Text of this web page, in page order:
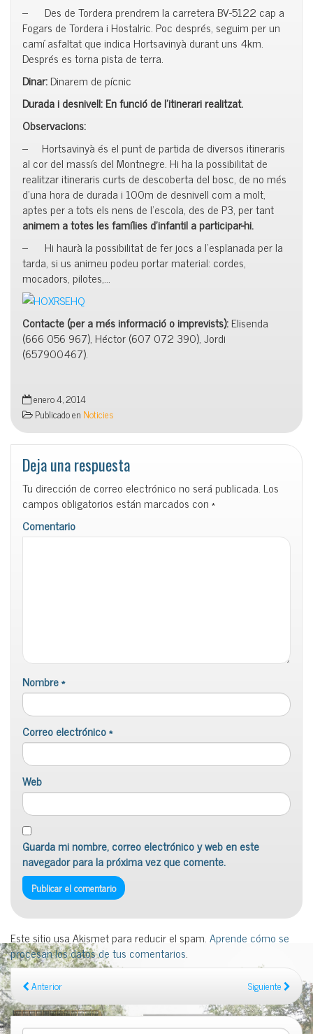
– Des de Tordera prendrem la carretera BV-5122 cap a
Fogars de Tordera i Hostalric. Poc després, seguim per un
camí asfaltat que indica Hortsavinyà durant uns 4km.
Després es torna pista de terra.
Dinar:Dinarem de pícnic
Durada i desnivell:En funció de l’itinerari realitzat.
Observacions:
– Hortsavinyà és el punt de partida de diversos itineraris
al cor del massís del Montnegre. Hi ha la possibilitat de
realitzar itineraris curts de descoberta del bosc, de no més
d’una hora de durada i 100m de desnivell com a molt,
aptes per a tots els nens de l’escola, des de P3, per tant
animem a totes les famílies d’infantil a participar-hi.
– Hi haurà la possibilitat de fer jocs a l’esplanada per la
tarda, si us animeu podeu portar material: cordes,
mocadors, pilotes,…
Contacte (per a més informació o imprevists):Elisenda
(666 056 967), Héctor (607 072 390), Jordi
(657900467).
enero 4, 2014
Publicado en Noticies
Deja una respuesta
Tu dirección de correo electrónico no será publicada. Los
campos obligatorios están marcados con*
Comentario
Nombre*
Correo electrónico*
Web
Guarda mi nombre, correo electrónico y web en este
navegador para la próxima vez que comente.
Este sitio usa Akismet para reducir el spam.Aprende cómo se
procesan los datos de tus comentarios.
Anterior Siguiente